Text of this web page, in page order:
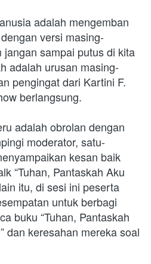
adalah mengemban
versi masing-
sampai putus di kita
adalah urusan masing-
pengingat dari Kartini F.
berlangsung.
adalah obrolan dengan
moderator, satu-
kesan baik
“Tuhan, Pantaskah Aku
itu, di sesi ini peserta
untuk berbagi
buku “Tuhan, Pantaskah
dan keresahan mereka soal